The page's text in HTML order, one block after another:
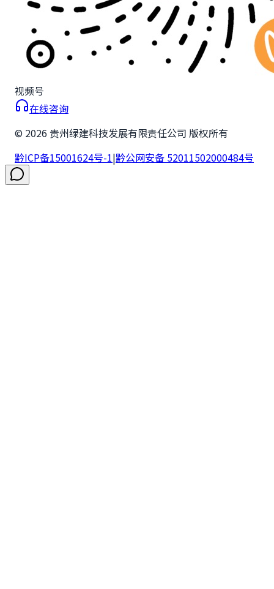
视频号
在线咨询
© 2026 贵州绿建科技发展有限责任公司 版权所有
黔ICP备15001624号-1|黔公网安备 52011502000484号